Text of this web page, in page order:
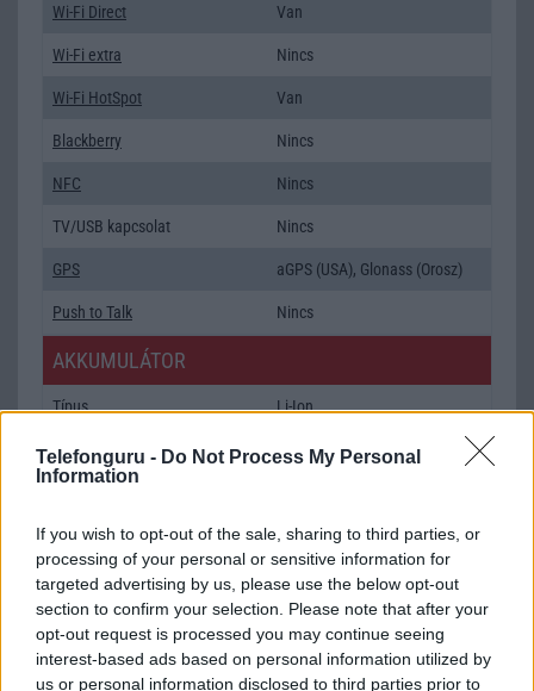
Telefonguru - Do Not Process My Personal
Information
If you wish to opt-out of the sale, sharing to third parties, or
processing of your personal or sensitive information for
targeted advertising by us, please use the below opt-out
section to confirm your selection. Please note that after your
opt-out request is processed you may continue seeing
interest-based ads based on personal information utilized by
us or personal information disclosed to third parties prior to
Wi-Fi Direct Van
Wi-Fi extra Nincs
Wi-Fi HotSpot Van
Blackberry Nincs
NFC Nincs
TV/USB kapcsolat Nincs
GPS aGPS (USA), Glonass (Orosz)
Push to Talk Nincs
AKKUMULÁTOR
Típus Li-Ion
Készenléti idő h /
Cserélhetőség
540
Gyorstöltés
ALKALMAZÁSOK ÉS ÉRZÉKELŐK
Java Nincs
Ujjlenyomat olvasó Nincs